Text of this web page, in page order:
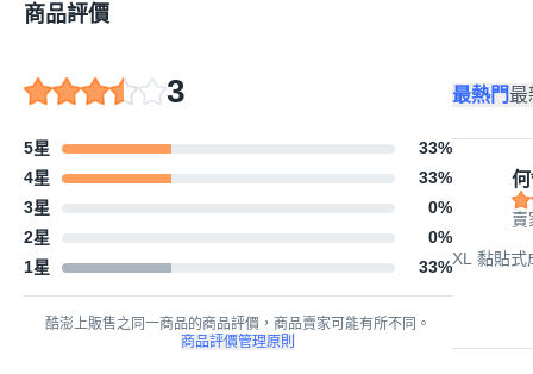
商品評價
3
5星 33%
4星
33%
3星
0%
2星
0%
1星
33%
酷澎上販售之同一商品的商品評價，商品賣家可能有所不同。
商品評價管理原則
最熱門最
賣
XL 黏貼